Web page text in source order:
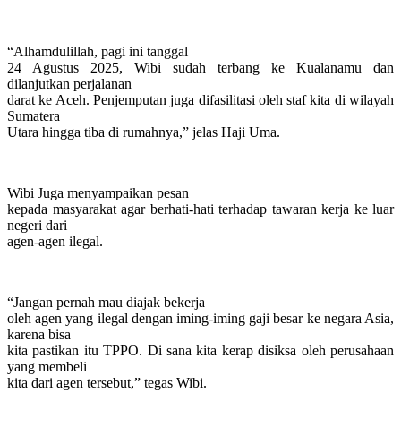
“Alhamdulillah, pagi ini tanggal
24 Agustus 2025, Wibi sudah terbang ke Kualanamu dan
dilanjutkan perjalanan
darat ke Aceh. Penjemputan juga difasilitasi oleh staf kita di wilayah
Sumatera
Utara hingga tiba di rumahnya,” jelas Haji Uma.
Wibi Juga menyampaikan pesan
kepada masyarakat agar berhati-hati terhadap tawaran kerja ke luar
negeri dari
agen-agen ilegal.
“Jangan pernah mau diajak bekerja
oleh agen yang ilegal dengan iming-iming gaji besar ke negara Asia,
karena bisa
kita pastikan itu TPPO. Di sana kita kerap disiksa oleh perusahaan
yang membeli
kita dari agen tersebut,” tegas Wibi.